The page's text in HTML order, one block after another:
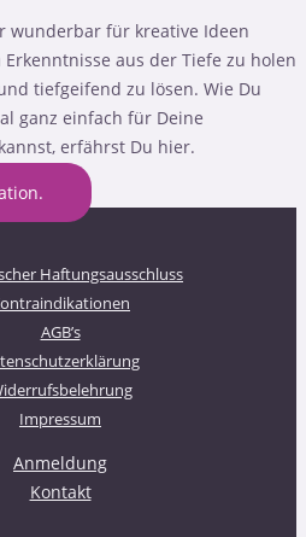
wunderbar für kreative Ideen
aus der Tiefe zu holen
tiefgeifend zu lösen. Wie Du
ganz einfach für Deine
erfährst Du hier.
Haftungsausschluss
AGB’s
Impressum
Anmeldung
Kontakt